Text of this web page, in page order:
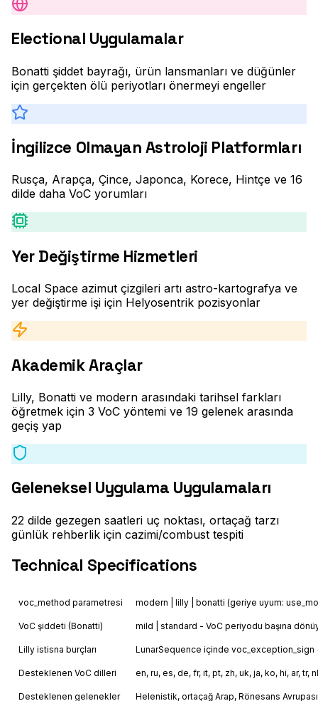
Electional Uygulamalar
Bonatti şiddet bayrağı, ürün lansmanları ve düğünler
için gerçekten ölü periyotları önermeyi engeller
İngilizce Olmayan Astroloji Platformları
Rusça, Arapça, Çince, Japonca, Korece, Hintçe ve 16
dilde daha VoC yorumları
Yer Değiştirme Hizmetleri
Local Space azimut çizgileri artı astro-kartografya ve
yer değiştirme işi için Helyosentrik pozisyonlar
Akademik Araçlar
Lilly, Bonatti ve modern arasındaki tarihsel farkları
öğretmek için 3 VoC yöntemi ve 19 gelenek arasında
geçiş yap
Geleneksel Uygulama Uygulamaları
22 dilde gezegen saatleri uç noktası, ortaçağ tarzı
günlük rehberlik için cazimi/combust tespiti
Technical Specifications
voc_method parametresi modern | lilly | bonatti (geriye uyum:
VoC şiddeti (Bonatti) mild | standard - VoC periyodu başına
Lilly istisna burçları LunarSequence içinde voc_exception_sign
Desteklenen VoC dilleri en, ru, es, de, fr, it, pt, zh, uk, ja, ko, hi, ar,
Desteklenen gelenekler Helenistik, ortaçağ Arap, Rönesans